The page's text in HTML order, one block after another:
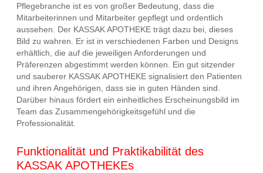
Pflegebranche ist es von großer Bedeutung, dass die
Mitarbeiterinnen und Mitarbeiter gepflegt und ordentlich
aussehen. Der KASSAK APOTHEKE trägt dazu bei, dieses
Bild zu wahren. Er ist in verschiedenen Farben und Designs
erhältlich, die auf die jeweiligen Anforderungen und
Präferenzen abgestimmt werden können. Ein gut sitzender
und sauberer KASSAK APOTHEKE signalisiert den Patienten
und ihren Angehörigen, dass sie in guten Händen sind.
Darüber hinaus fördert ein einheitliches Erscheinungsbild im
Team das Zusammengehörigkeitsgefühl und die
Professionalität.
Funktionalität und Praktikabilität des
KASSAK APOTHEKEs